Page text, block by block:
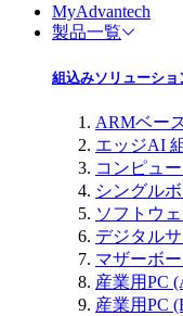
MyAdvantech
製品一覧
組込みソリューショ
ARMベー
エッジAI
コンピュ
シングル
ソフトウ
デジタル
マザーボ
産業用PC
産業用PC